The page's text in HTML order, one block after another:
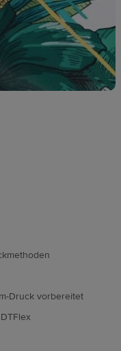
Druck vorbereitet